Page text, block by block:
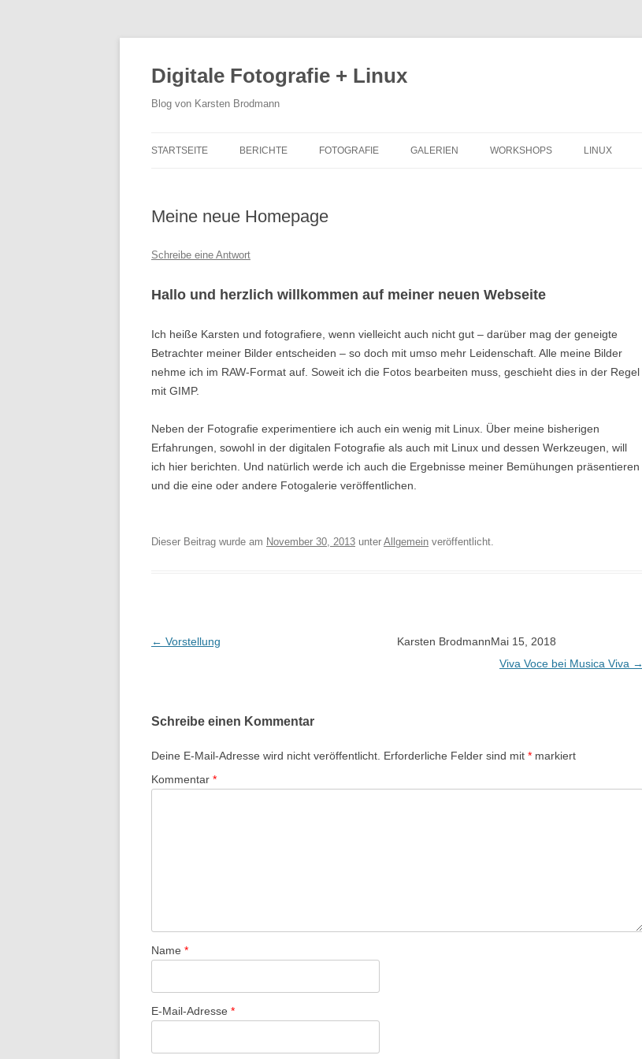
Digitale Fotografie + Linux
Blog von Karsten Brodmann
STARTSEITE BERICHTE FOTOGRAFIE GALERIEN WORKSHOPS LINUX
Meine neue Homepage
Schreibe eine Antwort
Hallo und herzlich willkommen auf meiner neuen Webseite
Ich heiße Karsten und fotografiere, wenn vielleicht auch nicht gut – darüber mag der geneigte
Betrachter meiner Bilder entscheiden – so doch mit umso mehr Leidenschaft. Alle meine Bilder
nehme ich im RAW-Format auf. Soweit ich die Fotos bearbeiten muss, geschieht dies in der Regel
mit GIMP.
Neben der Fotografie experimentiere ich auch ein wenig mit Linux. Über meine bisherigen
Erfahrungen, sowohl in der digitalen Fotografie als auch mit Linux und dessen Werkzeugen, will
ich hier berichten. Und natürlich werde ich auch die Ergebnisse meiner Bemühungen präsentieren
und die eine oder andere Fotogalerie veröffentlichen.
Dieser Beitrag wurde am November 30, 2013 unter Allgemein veröffentlicht.
Beitragsnavigation Karsten BrodmannMai 15, 2018
← Vorstellung
Viva Voce bei Musica Viva →
Schreibe einen Kommentar
Deine E-Mail-Adresse wird nicht veröffentlicht. Erforderliche Felder sind mit * markiert
Kommentar *
Name *
E-Mail-Adresse *